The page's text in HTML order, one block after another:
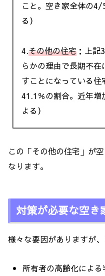
こと。空き家全体の4/
る）
4.その他の住宅 ：上
らかの理由で長期不
すことになっている住
41.1％の割合。近年増
よる）
この「その他の住宅」が
なります。
対策が必要な空き
様々な要因がありますが
所有者の高齢化によ